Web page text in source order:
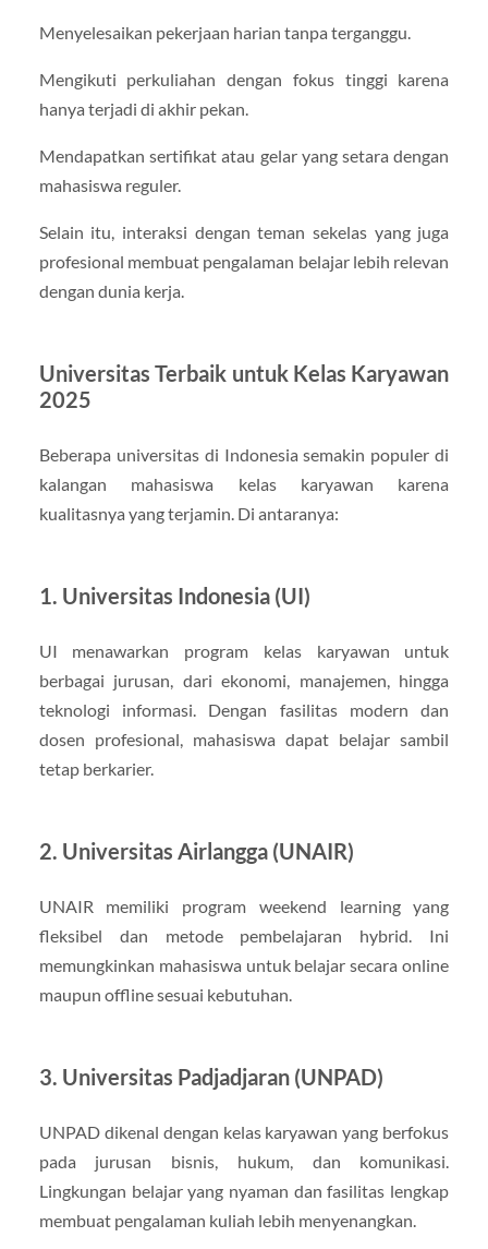
Menyelesaikan pekerjaan harian tanpa terganggu.
Mengikuti perkuliahan dengan fokus tinggi karena
hanya terjadi di akhir pekan.
Mendapatkan sertifikat atau gelar yang setara dengan
mahasiswa reguler.
Selain itu, interaksi dengan teman sekelas yang juga
profesional membuat pengalaman belajar lebih relevan
dengan dunia kerja.
Universitas Terbaik untuk Kelas Karyawan
2025
Beberapa universitas di Indonesia semakin populer di
kalangan mahasiswa kelas karyawan karena
kualitasnya yang terjamin. Di antaranya:
1. Universitas Indonesia (UI)
UI menawarkan program kelas karyawan untuk
berbagai jurusan, dari ekonomi, manajemen, hingga
teknologi informasi. Dengan fasilitas modern dan
dosen profesional, mahasiswa dapat belajar sambil
tetap berkarier.
2. Universitas Airlangga (UNAIR)
UNAIR memiliki program weekend learning yang
fleksibel dan metode pembelajaran hybrid. Ini
memungkinkan mahasiswa untuk belajar secara online
maupun offline sesuai kebutuhan.
3. Universitas Padjadjaran (UNPAD)
UNPAD dikenal dengan kelas karyawan yang berfokus
pada jurusan bisnis, hukum, dan komunikasi.
Lingkungan belajar yang nyaman dan fasilitas lengkap
membuat pengalaman kuliah lebih menyenangkan.